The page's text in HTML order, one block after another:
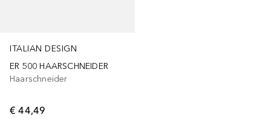
ITALIAN DESIGN
ER 500 HAARSCHNEIDER
Haarschneider
€ 44,49